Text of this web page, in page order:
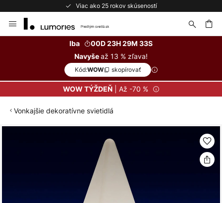
Viac ako 25 rokov skúseností
to
Iba
00D 23H 29M 33S
Navyšeaž 13 % zľava!
Kód:WOW skopírovať
WOW TÝŽDEŇ| Až -70 %
Vonkajšie dekoratívne svietidlá